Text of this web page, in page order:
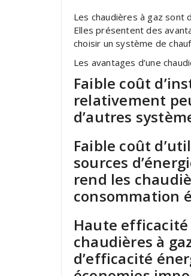
Les chaudières à gaz sont
Elles présentent des
choisir un système de
Les avantages d’une
Faible coût
relativement
d’autres
Faible coût
sources
rend les
consommation
Haute
chaudières à
d’efficacité